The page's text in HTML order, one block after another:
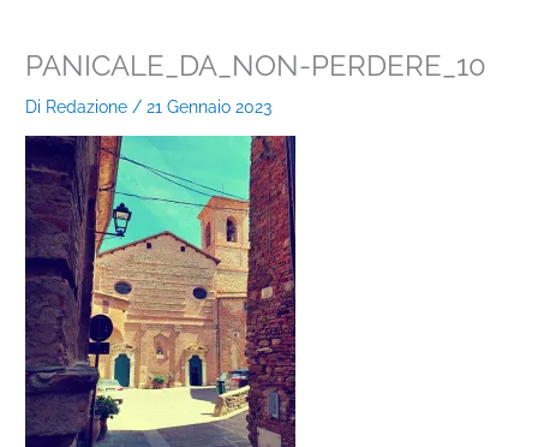
PANICALE_DA_NON-PERDERE_10
Di Redazione/21 Gennaio 2023